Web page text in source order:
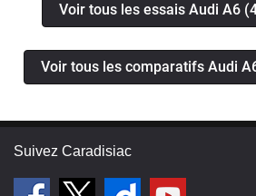
Voir tous les essais Audi A6
Voir tous les comparatifs Audi
Suivez Caradisiac